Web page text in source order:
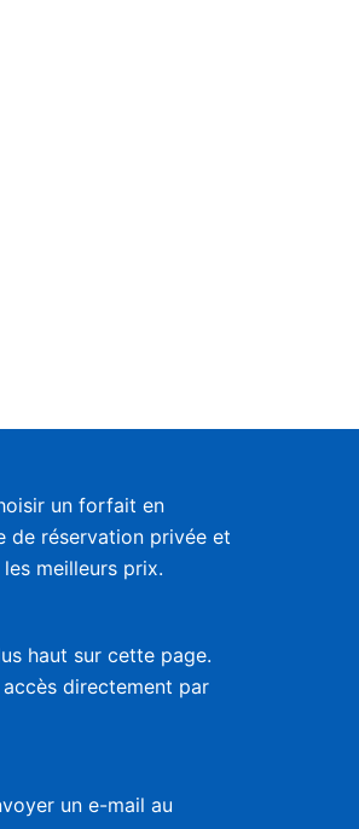
un forfait en
de réservation privée et
meilleurs prix.
haut sur cette page.
directement par
un e-mail au